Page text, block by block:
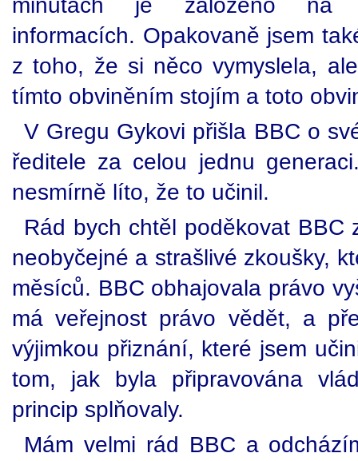
informacích. Opakovaně jsem
z toho, že si něco vymyslela,
tímto obviněním stojím a toto
V Gregu Gykovi přišla BBC o
ředitele za celou jednu
nesmírně líto, že to učinil.
Rád bych chtěl poděkovat
neobyčejné a strašlivé zkoušky,
měsíců. BBC obhajovala právo
má veřejnost právo vědět, a
výjimkou přiznání, které jsem
tom, jak byla připravována
princip splňovaly.
Mám velmi rád BBC a